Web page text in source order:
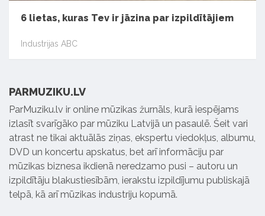
6 lietas, kuras Tev ir jāzina par izpildītājiem
Industrijas ABC
PARMUZIKU.LV
ParMuziku.lv ir online mūzikas žurnāls, kurā iespējams
izlasīt svarīgāko par mūziku Latvijā un pasaulē. Šeit vari
atrast ne tikai aktuālās ziņas, ekspertu viedokļus, albumu,
DVD un koncertu apskatus, bet arī informāciju par
mūzikas biznesa ikdienā neredzamo pusi – autoru un
izpildītāju blakustiesībām, ierakstu izpildījumu publiskajā
telpā, kā arī mūzikas industriju kopumā.